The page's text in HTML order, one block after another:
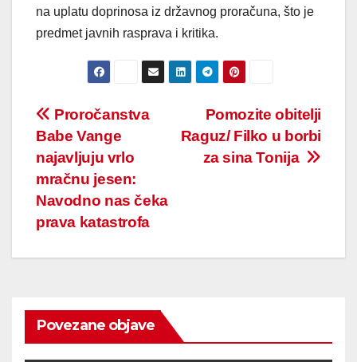
na uplatu doprinosa iz državnog proračuna, što je
predmet javnih rasprava i kritika.
Post
navigation
Pomozite obitelji
Raguz/ Filko u borbi
za sina Tonija
Proročanstva
Babe Vange
najavljuju vrlo
mračnu jesen:
Navodno nas čeka
prava katastrofa
Povezane objave